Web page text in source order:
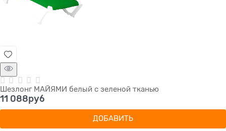
Шезлонг МАЙЯМИ белый с зеленой тканью
11 088руб
ДОБАВИТЬ